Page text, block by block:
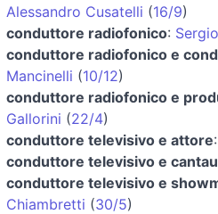
Alessandro Cusatelli (16/9)
conduttore radiofonico:
conduttore radiofonico e
Mancinelli (10/12)
conduttore radiofonico e
Gallorini (22/4)
conduttore televisivo e attore:
conduttore televisivo e
conduttore televisivo e
Chiambretti (30/5)